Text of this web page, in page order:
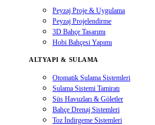
Peyzaj Proje & Uygulama
Peyzaj Projelendirme
3D Bahçe Tasarımı
Hobi Bahçesi Yapımı
ALTYAPI & SULAMA
Otomatik Sulama Sistemleri
Sulama Sistemi Tamiratı
Süs Havuzları & Göletler
Bahçe Drenaj Sistemleri
Toz İndirgeme Sistemleri